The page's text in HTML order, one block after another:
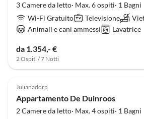
3 Camere da letto· Max. 6 ospiti· 1 Bagni
Wi-Fi Gratuito
Televisione
Animali e cani ammessi
Lavatrice
da 1.354,- €
2 Ospiti / 7 Notti
4.6 (4)
Julianadorp
Appartamento De Duinroos
2 Camere da letto· Max. 4 ospiti· 1 Bagni